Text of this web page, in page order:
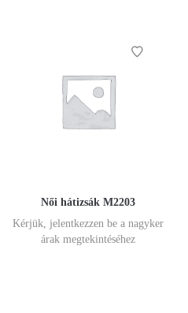
Női hátizsák M2203
Kérjük, jelentkezzen be a nagyker
árak megtekintéséhez